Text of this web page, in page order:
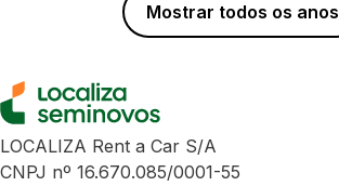
Mostrar todos os anos
LOCALIZA Rent a Car S/A
CNPJ nº 16.670.085/0001-55